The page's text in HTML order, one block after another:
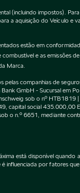
(incluindo impostos).
a aquisição do Veículo
estão em
e as emissões
Marca.
companhias de
GmbH - Sucursal
sob o nº
capital social
o n.º 6651, mediante
está disponível
por fatores